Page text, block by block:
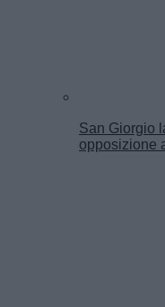
San Giorgio
opposizione